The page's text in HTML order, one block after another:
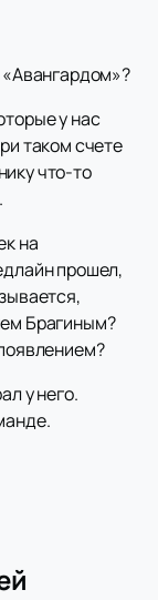
у нас
таком счете
что-то
на
прошел,
Брагиным?
у него.